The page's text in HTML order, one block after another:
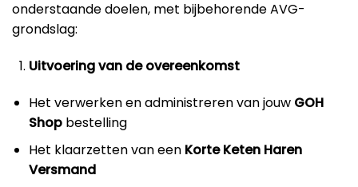
onderstaande doelen, met bijbehorende AVG-
grondslag:
Uitvoering van de overeenkomst
Het verwerken en administreren van jouw GOH
Shopbestelling
Het klaarzetten van een Korte Keten Haren
Versmand